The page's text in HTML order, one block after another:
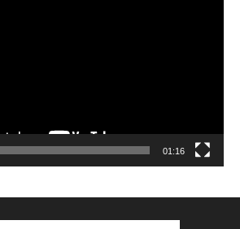
01:16